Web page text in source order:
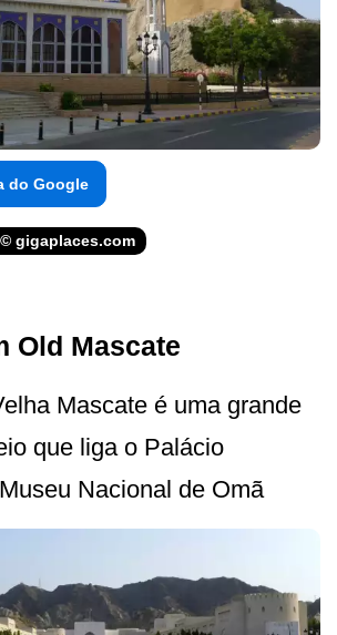
do Google
© gigaplaces.com
Old Mascate
Mascate é uma grande
que liga o Palácio
Nacional de Omã